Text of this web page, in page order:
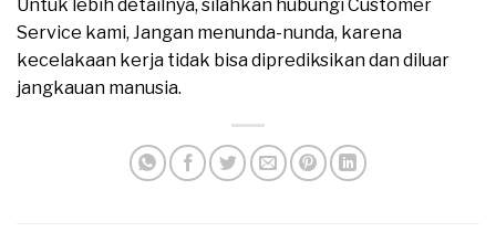
Untuk lebih detailnya, silahkan hubungi Customer
Service kami, Jangan menunda-nunda, karena
kecelakaan kerja tidak bisa diprediksikan dan diluar
jangkauan manusia.